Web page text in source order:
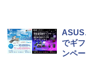
ASUS
でギ
ンペ